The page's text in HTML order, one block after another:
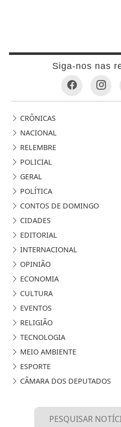
Siga-nos nas
CRÔNICAS
NACIONAL
RELEMBRE
POLICIAL
GERAL
POLÍTICA
CONTOS DE DOMINGO
CIDADES
EDITORIAL
INTERNACIONAL
OPINIÃO
ECONOMIA
CULTURA
EVENTOS
RELIGIÃO
TECNOLOGIA
MEIO AMBIENTE
ESPORTE
CÂMARA DOS DEPUTADOS